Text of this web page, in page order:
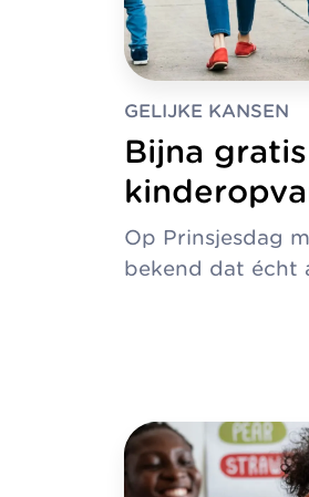
GELIJKE KANSEN
Bijna gratis
Op Prinsjesdag
bekend dat écht